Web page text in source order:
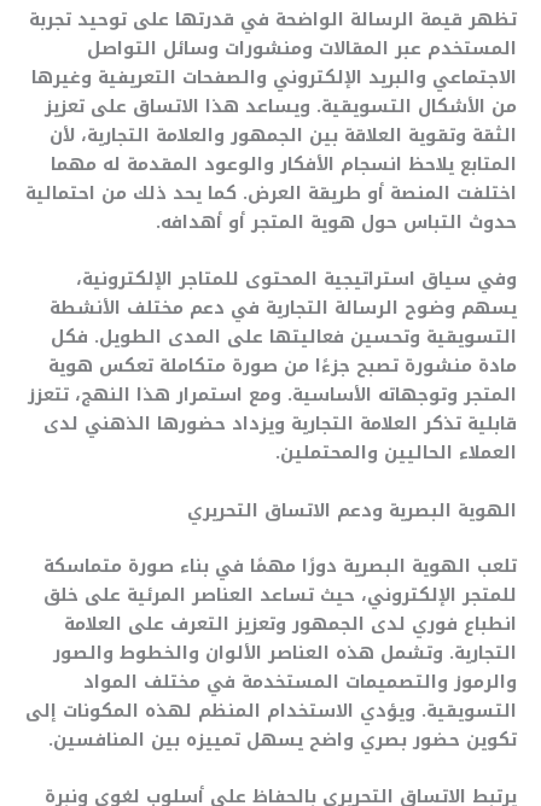
تظهر قيمة الرسالة الواضحة في قدرتها على توحيد تجربة
المستخدم عبر المقالات ومنشورات وسائل التواصل
الاجتماعي والبريد الإلكتروني والصفحات التعريفية وغيرها
من الأشكال التسويقية. ويساعد هذا الاتساق على تعزيز
الثقة وتقوية العلاقة بين الجمهور والعلامة التجارية، لأن
المتابع يلاحظ انسجام الأفكار والوعود المقدمة له مهما
اختلفت المنصة أو طريقة العرض. كما يحد ذلك من احتمالية
حدوث التباس حول هوية المتجر أو أهدافه.
وفي سياق استراتيجية المحتوى للمتاجر الإلكترونية،
يسهم وضوح الرسالة التجارية في دعم مختلف الأنشطة
التسويقية وتحسين فعاليتها على المدى الطويل. فكل
مادة منشورة تصبح جزءًا من صورة متكاملة تعكس هوية
المتجر وتوجهاته الأساسية. ومع استمرار هذا النهج، تتعزز
قابلية تذكر العلامة التجارية ويزداد حضورها الذهني لدى
العملاء الحاليين والمحتملين.
الهوية البصرية ودعم الاتساق التحريري
تلعب الهوية البصرية دورًا مهمًا في بناء صورة متماسكة
للمتجر الإلكتروني، حيث تساعد العناصر المرئية على خلق
انطباع فوري لدى الجمهور وتعزيز التعرف على العلامة
التجارية. وتشمل هذه العناصر الألوان والخطوط والصور
والرموز والتصميمات المستخدمة في مختلف المواد
التسويقية. ويؤدي الاستخدام المنظم لهذه المكونات إلى
تكوين حضور بصري واضح يسهل تمييزه بين المنافسين.
يرتبط الاتساق التحريري بالحفاظ على أسلوب لغوي ونبرة